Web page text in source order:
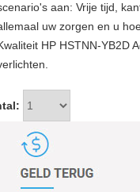
aan: Vrije tijd,
uw zorgen en u
HP HSTNN-YB2D